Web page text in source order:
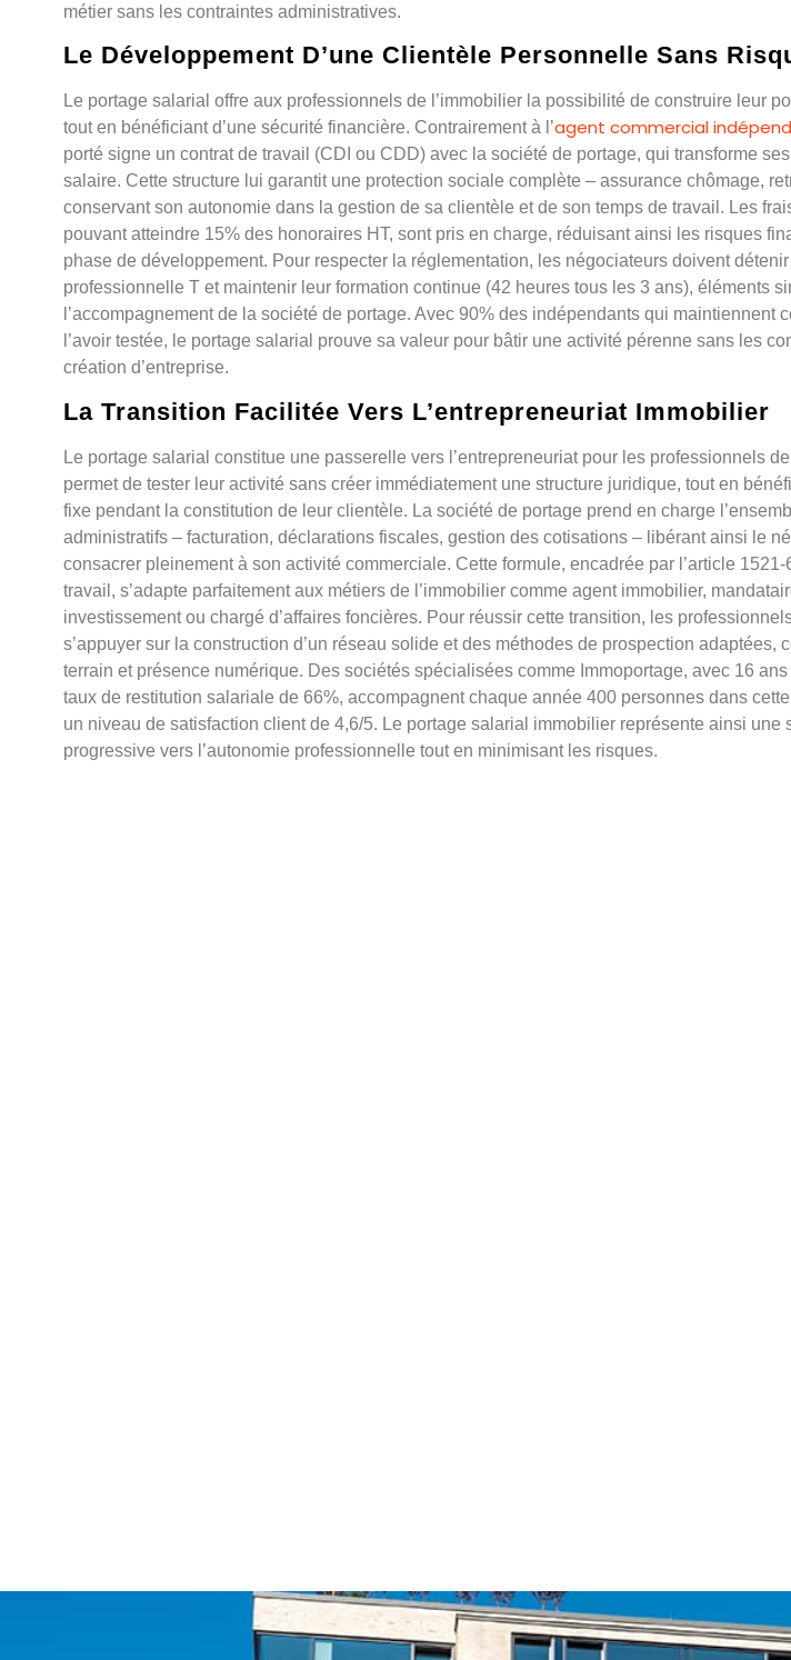
métier sans les contraintes administratives.
Le Développement D’une Clientèle Personnelle Sans
Le portage salarial offre aux professionnels de l’immobilier la possibilité de construire leur
tout en bénéficiant d’une sécurité financière. Contrairement à l’agent commercial
porté signe un contrat de travail (CDI ou CDD) avec la société de portage, qui transforme
salaire. Cette structure lui garantit une protection sociale complète – assurance chômage,
conservant son autonomie dans la gestion de sa clientèle et de son temps de travail. Les
pouvant atteindre 15% des honoraires HT, sont pris en charge, réduisant ainsi les risques
phase de développement. Pour respecter la réglementation, les négociateurs doivent
professionnelle T et maintenir leur formation continue (42 heures tous les 3 ans), éléments
l’accompagnement de la société de portage. Avec 90% des indépendants qui maintiennent
l’avoir testée, le portage salarial prouve sa valeur pour bâtir une activité pérenne sans les
création d’entreprise.
La Transition Facilitée Vers L’entrepreneuriat Immobilier
Le portage salarial constitue une passerelle vers l’entrepreneuriat pour les professionnels
permet de tester leur activité sans créer immédiatement une structure juridique, tout en
fixe pendant la constitution de leur clientèle. La société de portage prend en charge
administratifs – facturation, déclarations fiscales, gestion des cotisations – libérant ainsi le
consacrer pleinement à son activité commerciale. Cette formule, encadrée par l’article
travail, s’adapte parfaitement aux métiers de l’immobilier comme agent immobilier,
investissement ou chargé d’affaires foncières. Pour réussir cette transition, les
s’appuyer sur la construction d’un réseau solide et des méthodes de prospection adaptées,
terrain et présence numérique. Des sociétés spécialisées comme Immoportage, avec 16 ans
taux de restitution salariale de 66%, accompagnent chaque année 400 personnes dans
un niveau de satisfaction client de 4,6/5. Le portage salarial immobilier représente ainsi une
progressive vers l’autonomie professionnelle tout en minimisant les risques.